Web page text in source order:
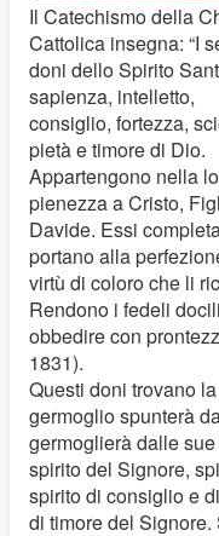
Il Catechismo della
Cattolica insegna: “I
doni dello Spirito
sapienza, intelletto,
consiglio, fortezza,
pietà e timore di Dio.
Appartengono nella
pienezza a Cristo,
Davide. Essi
portano alla
virtù di coloro che li
Rendono i fedeli
obbedire con
1831).
Questi doni trovano
germoglio spunterà
germoglierà dalle
spirito del Signore,
spirito di consiglio e
di timore del